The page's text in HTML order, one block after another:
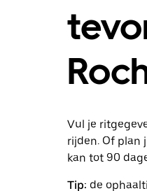
Vul je
rijden. Of plan
kan tot 90
Tip: de